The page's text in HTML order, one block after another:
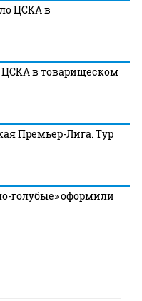
ЦСКА в
ЦСКА в товарищеском
Премьер-Лига. Тур
голубые» оформили